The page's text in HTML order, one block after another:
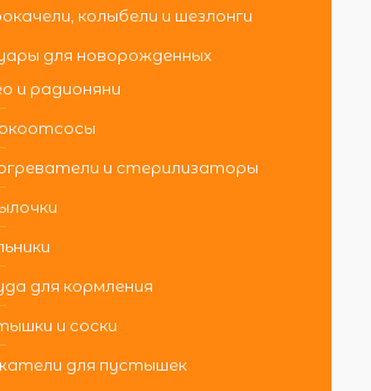
колыбели и шезлонги
для новорожденных
и радионяни
и стерилизаторы
для кормления
и соски
для пустышек